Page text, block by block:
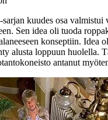
kuudes osa valmistui
Sen idea oli tuoda
konseptiin. Idea
alusta loppuun huolella.
antanut